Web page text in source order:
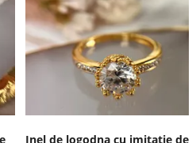
Inel de logodna cu imitatie de